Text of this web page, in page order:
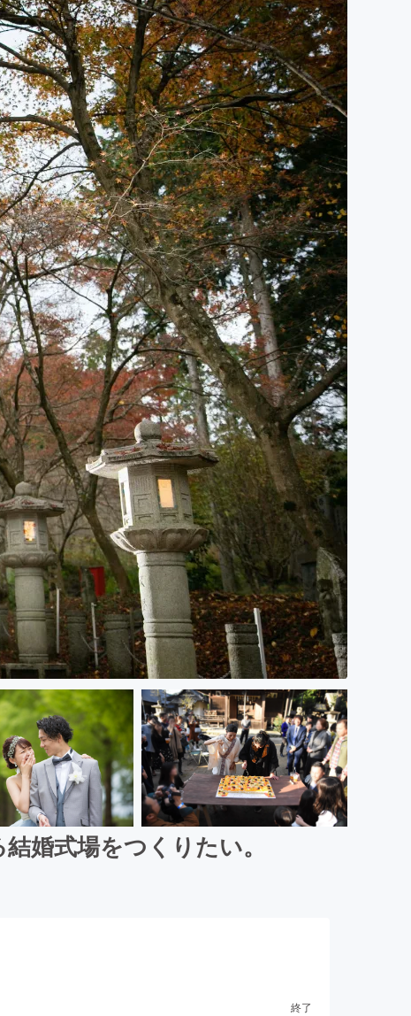
婚式場をつくりたい。
終了